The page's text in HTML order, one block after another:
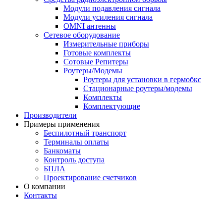
Модули подавления сигнала
Модули усиления сигнала
OMNI антенны
Сетевое оборудование
Измерительные приборы
Готовые комплекты
Сотовые Репитеры
Роутеры/Модемы
Роутеры для установки в гермобкс
Стационарные роутеры/модемы
Комплекты
Комплектующие
Производители
Примеры применения
Беспилотный транспорт
Терминалы оплаты
Банкоматы
Контроль доступа
БПЛА
Проектирование счетчиков
О компании
Контакты